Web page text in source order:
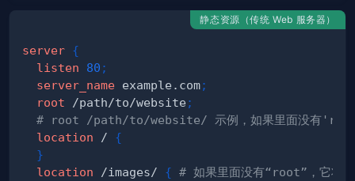
静态资源（传统 Web 服务器）
server {
listen
80 ;
server_name example.com;
root /path/to/website ;
# root /path/to/website/ 示例，如果里面没有
location /
{
}
location /images/ { # 如果里面没有“root”，它